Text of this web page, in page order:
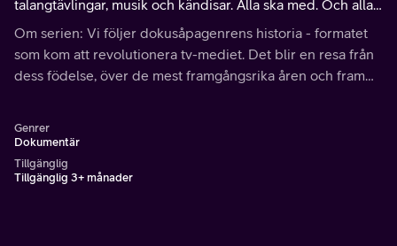
talangtävlingar, musik och kändisar. Alla ska med. Och alla
är med.
Om serien: Vi följer dokusåpagenrens historia - formatet
som kom att revolutionera tv-mediet. Det blir en resa från
dess födelse, över de mest framgångsrika åren och fram
Genrer
Dokumentär
Tillgänglig
Tillgänglig 3+ månader